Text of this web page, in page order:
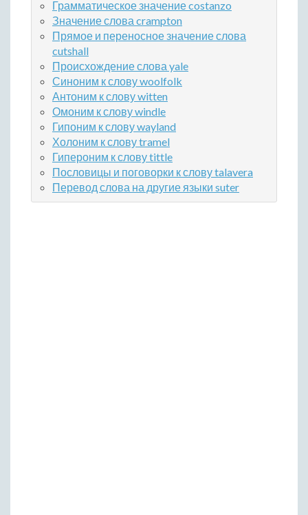
Грамматическое значение costanzo
Значение слова crampton
Прямое и переносное значение слова
cutshall
Происхождение слова yale
Синоним к слову woolfolk
Антоним к слову witten
Омоним к слову windle
Гипоним к слову wayland
Холоним к слову tramel
Гипероним к слову tittle
Пословицы и поговорки к слову talavera
Перевод слова на другие языки suter